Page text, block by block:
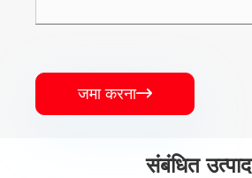
जमा करना
संबंधित उत्पाद